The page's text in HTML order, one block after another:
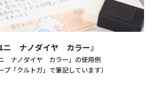
ニ ナノダイヤ カラー』
ニ ナノダイヤ カラー」の使用例
プ「クルトガ」で筆記しています）